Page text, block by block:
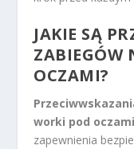
JAKIE SĄ
ZABIEGÓW
OCZAMI?
worki pod oczami
zapewnienia